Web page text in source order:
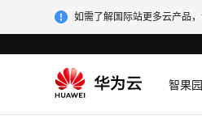
如需了解国际站更多云产品，
智果园
最新动态
服务公告
产品介绍